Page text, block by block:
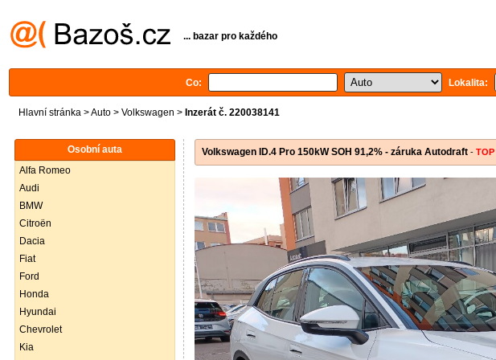
... bazar pro každého
Co: Lokalita:
Hlavní stránka >Auto > Volkswagen > Inzerát č. 220038141
Osobní auta
Alfa Romeo
Audi
BMW
Citroën
Dacia
Fiat
Ford
Honda
Hyundai
Chevrolet
Kia
Volkswagen ID.4 Pro 150kW SOH 91,2% - záruka Autodraft - TOP